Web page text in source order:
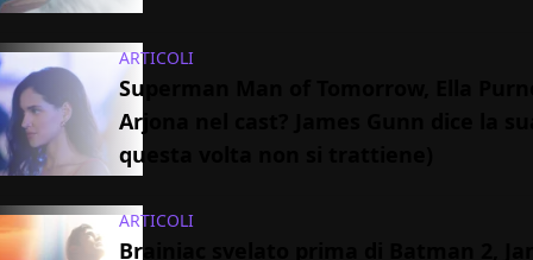
ARTICOLI
Superman Man of Tomorrow, Ella
Arjona nel cast? James Gunn dice la
questa volta non si trattiene)
ARTICOLI
Brainiac svelato prima di Batman 2,